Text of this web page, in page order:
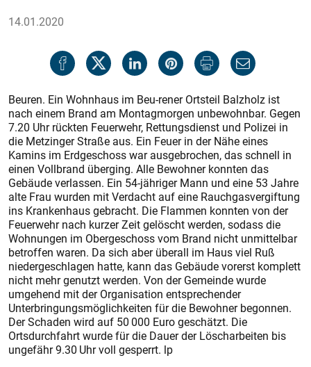
14.01.2020
Beuren. Ein Wohnhaus im Beu-rener Ortsteil Balzholz ist
nach einem Brand am Montagmorgen unbewohnbar. Gegen
7.20 Uhr rückten Feuerwehr, Rettungsdienst und Polizei in
die Metzinger Straße aus. Ein Feuer in der Nähe eines
Kamins im Erdgeschoss war ausgebrochen, das schnell in
einen Vollbrand überging. Alle Bewohner konnten das
Gebäude verlassen. Ein 54-jähriger Mann und eine 53 Jahre
alte Frau wurden mit Verdacht auf eine Rauchgasvergiftung
ins Krankenhaus gebracht. Die Flammen konnten von der
Feuerwehr nach kurzer Zeit gelöscht werden, sodass die
Wohnungen im Obergeschoss vom Brand nicht unmittelbar
betroffen waren. Da sich aber überall im Haus viel Ruß
niedergeschlagen hatte, kann das Gebäude vorerst komplett
nicht mehr genutzt werden. Von der Gemeinde wurde
umgehend mit der Organisation entsprechender
Unterbringungsmöglichkeiten für die Bewohner begonnen.
Der Schaden wird auf 50 000 Euro geschätzt. Die
Ortsdurchfahrt wurde für die Dauer der Löscharbeiten bis
ungefähr 9.30 Uhr voll gesperrt. lp